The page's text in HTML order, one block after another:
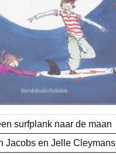
surfplank naar de maan
Jacobs en Jelle Cleymans